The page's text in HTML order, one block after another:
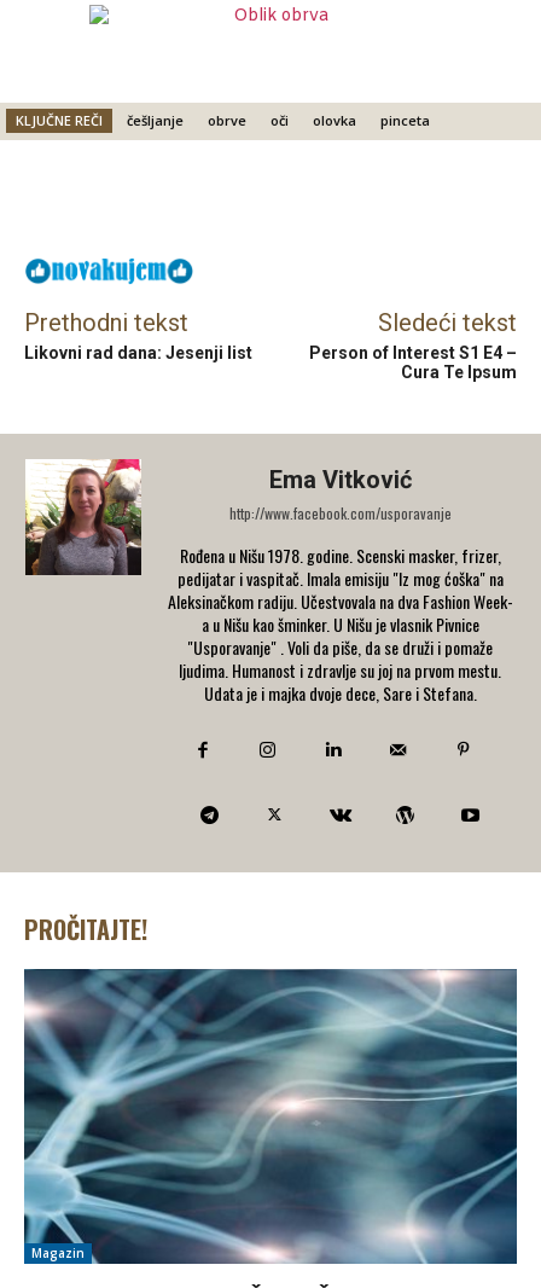
KLJUČNE REČI češljanje obrve oči olovka pinceta
Prethodni tekst
Likovni rad dana: Jesenji list
Sledeći tekst
Person of Interest S1 E4 –
Cura Te Ipsum
Ema Vitković
http://www.facebook.com/usporavanje
Rođena u Nišu 1978. godine. Scenski masker, frizer,
pedijatar i vaspitač. Imala emisiju "Iz mog ćoška" na
Aleksinačkom radiju. Učestvovala na dva Fashion Week-
a u Nišu kao šminker. U Nišu je vlasnik Pivnice
"Usporavanje" . Voli da piše, da se druži i pomaže
ljudima. Humanost i zdravlje su joj na prvom mestu.
Udata je i majka dvoje dece, Sare i Stefana.
PROČITAJTE!
Magazin